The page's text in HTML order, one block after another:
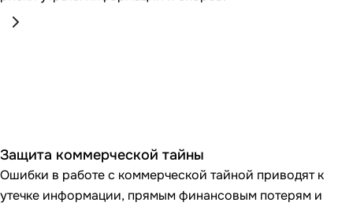
Защита коммерческой тайны
Ошибки в работе с коммерческой тайной приводят к
утечке информации, прямым финансовым потерям и